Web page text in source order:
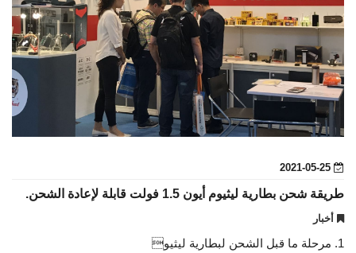
طريقة شحن بطارية ليثيوم أيون 1.5 فولت قابلة لإعادة الشحن.
أخبار
1. مرحلة ما قبل الشحن لبطارية ليثيو